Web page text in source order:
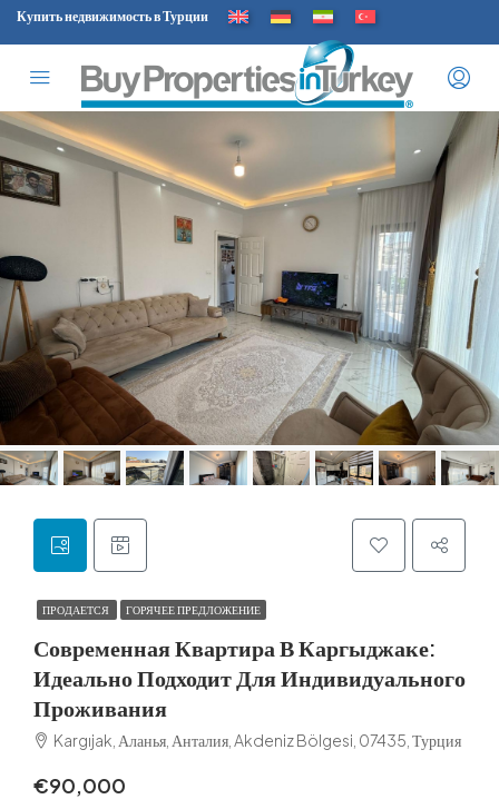
Купить недвижимость в Турции
ПРОДАЕТСЯ ГОРЯЧЕЕ ПРЕДЛОЖЕНИЕ
Современная Квартира В Каргыджаке:
Идеально Подходит Для Индивидуального
Проживания
Kargıjak, Аланья, Анталия, Akdeniz Bölgesi, 07435, Турция
€90,000